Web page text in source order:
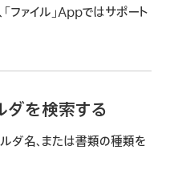
ファイル」Appではサポート
ダを検索する
ルダ名、または書類の種類を